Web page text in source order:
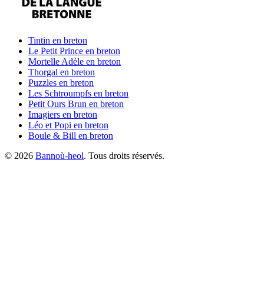
Tintin en breton
Le Petit Prince en breton
Mortelle Adèle en breton
Thorgal en breton
Puzzles en breton
Les Schtroumpfs en breton
Petit Ours Brun en breton
Imagiers en breton
Léo et Popi en breton
Boule & Bill en breton
© 2026 Bannoù-heol. Tous droits réservés.